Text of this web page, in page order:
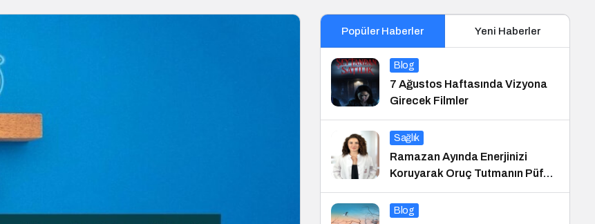
Popüler Haberler Yeni Haberler
Blog
7 Ağustos Haftasında Vizyona
Girecek Filmler
Sağlık
Ramazan Ayında Enerjinizi
Koruyarak Oruç Tutmanın Püf
Noktaları
Blog